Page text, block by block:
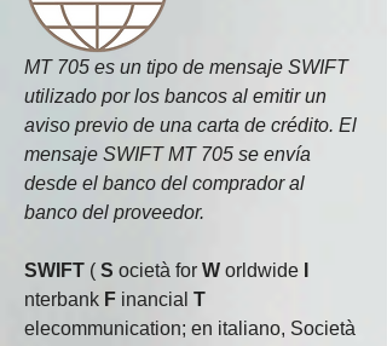
MT 705 es un tipo de mensaje SWIFT
utilizado por los bancos al emitir un
aviso previo de una carta de crédito. El
mensaje SWIFT MT 705 se envía
desde el banco del comprador al
banco del proveedor.
SWIFT ( S ocietà for W orldwide
nterbank F inancial T
elecommunication; en italiano, Società